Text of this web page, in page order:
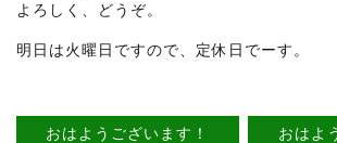
よろしく、どうぞ。
明日は火曜日ですので、定休日でーす。
おはようございます！
おはよ